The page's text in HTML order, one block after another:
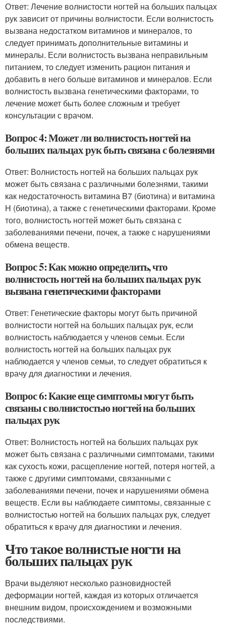
Ответ: Лечение волнистости ногтей на больших пальцах
рук зависит от причины волнистости. Если волнистость
вызвана недостатком витаминов и минералов, то
следует принимать дополнительные витамины и
минералы. Если волнистость вызвана неправильным
питанием, то следует изменить рацион питания и
добавить в него больше витаминов и минералов. Если
волнистость вызвана генетическими факторами, то
лечение может быть более сложным и требует
консультации с врачом.
Вопрос 4: Может ли волнистость ногтей на
больших пальцах рук быть связана с болезнями
Ответ: Волнистость ногтей на больших пальцах рук
может быть связана с различными болезнями, такими
как недостаточность витамина B7 (биотина) и витамина
H (биотина), а также с генетическими факторами. Кроме
того, волнистость ногтей может быть связана с
заболеваниями печени, почек, а также с нарушениями
обмена веществ.
Вопрос 5: Как можно определить, что
волнистость ногтей на больших пальцах рук
вызвана генетическими факторами
Ответ: Генетические факторы могут быть причиной
волнистости ногтей на больших пальцах рук, если
волнистость наблюдается у членов семьи. Если
волнистость ногтей на больших пальцах рук
наблюдается у членов семьи, то следует обратиться к
врачу для диагностики и лечения.
Вопрос 6: Какие еще симптомы могут быть
связаны с волнистостью ногтей на больших
пальцах рук
Ответ: Волнистость ногтей на больших пальцах рук
может быть связана с различными симптомами, такими
как сухость кожи, расщепление ногтей, потеря ногтей, а
также с другими симптомами, связанными с
заболеваниями печени, почек и нарушениями обмена
веществ. Если вы наблюдаете симптомы, связанные с
волнистостью ногтей на больших пальцах рук, следует
обратиться к врачу для диагностики и лечения.
Что такое волнистые ногти на
больших пальцах рук
Врачи выделяют несколько разновидностей
деформации ногтей, каждая из которых отличается
внешним видом, происхождением и возможными
последствиями.